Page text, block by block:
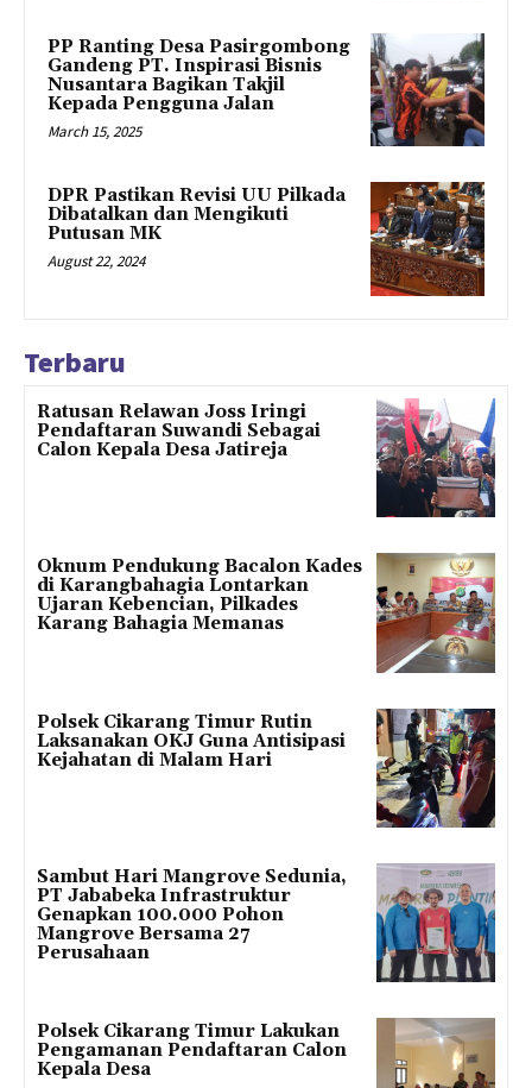
PP Ranting Desa Pasirgombong
Gandeng PT. Inspirasi Bisnis
Nusantara Bagikan Takjil
Kepada Pengguna Jalan
March 15, 2025
DPR Pastikan Revisi UU Pilkada
Dibatalkan dan Mengikuti
Putusan MK
August 22, 2024
Terbaru
Ratusan Relawan Joss Iringi
Pendaftaran Suwandi Sebagai
Calon Kepala Desa Jatireja
Oknum Pendukung Bacalon Kades
di Karangbahagia Lontarkan
Ujaran Kebencian, Pilkades
Karang Bahagia Memanas
Polsek Cikarang Timur Rutin
Laksanakan OKJ Guna Antisipasi
Kejahatan di Malam Hari
Sambut Hari Mangrove Sedunia,
PT Jababeka Infrastruktur
Genapkan 100.000 Pohon
Mangrove Bersama 27
Perusahaan
Polsek Cikarang Timur Lakukan
Pengamanan Pendaftaran Calon
Kepala Desa